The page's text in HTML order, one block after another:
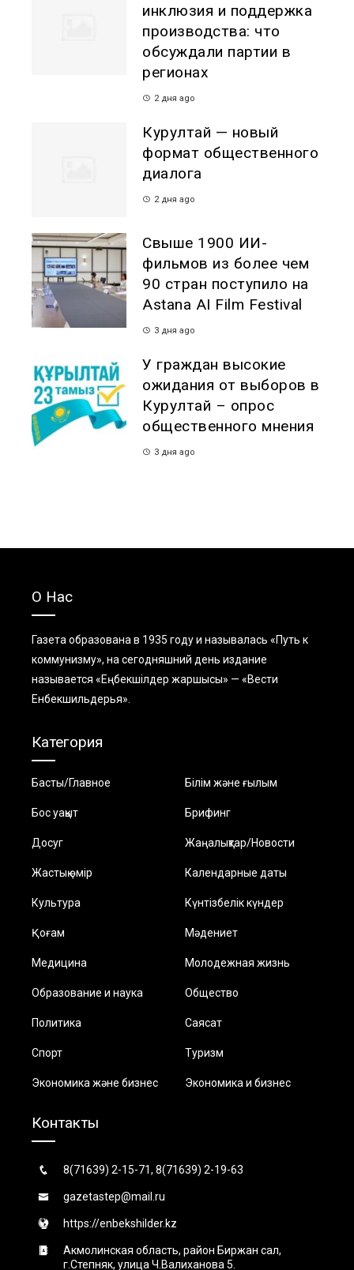
инклюзия и поддержка
производства: что
обсуждали партии в
регионах
2 дня ago
Курултай — новый
формат общественного
диалога
2 дня ago
Свыше 1900 ИИ-
фильмов из более чем
90 стран поступило на
Astana AI Film Festival
3 дня ago
У граждан высокие
ожидания от выборов в
Курултай – опрос
общественного мнения
3 дня ago
О Нас
Газета образована в 1935 году и называлась «Путь к
коммунизму», на сегодняшний день издание
называется «Еңбекшiлдер жаршысы» — «Вести
Енбекшильдерья».
Категория
Басты/Главное Білім және ғылым
Бос уақыт Брифинг
Досуг Жаңалықтар/Новости
Жастық өмір Календарные даты
Культура Күнтізбелік күндер
Қоғам Мәдениет
Медицина Молодежная жизнь
Образование и наука Общество
Политика Саясат
Спорт Туризм
Экономика және бизнес Экономика и бизнес
Контакты
8(71639) 2-15-71, 8(71639) 2-19-63
gazetastep@mail.ru
https://enbekshilder.kz
Акмолинская область, район Биржан сал,
г.Степняк, улица Ч.Валиханова 5.